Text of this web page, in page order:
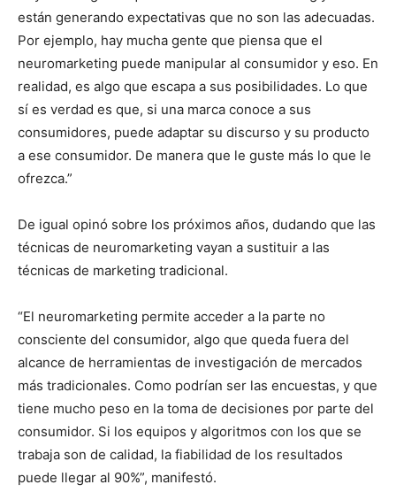
están generando expectativas que no son las adecuadas.
Por ejemplo, hay mucha gente que piensa que el
neuromarketing puede manipular al consumidor y eso. En
realidad, es algo que escapa a sus posibilidades. Lo que
sí es verdad es que, si una marca conoce a sus
consumidores, puede adaptar su discurso y su producto
a ese consumidor. De manera que le guste más lo que le
ofrezca.”
De igual opinó sobre los próximos años, dudando que las
técnicas de neuromarketing vayan a sustituir a las
técnicas de marketing tradicional.
“El neuromarketing permite acceder a la parte no
consciente del consumidor, algo que queda fuera del
alcance de herramientas de investigación de mercados
más tradicionales. Como podrían ser las encuestas, y que
tiene mucho peso en la toma de decisiones por parte del
consumidor. Si los equipos y algoritmos con los que se
trabaja son de calidad, la fiabilidad de los resultados
puede llegar al 90%”, manifestó.